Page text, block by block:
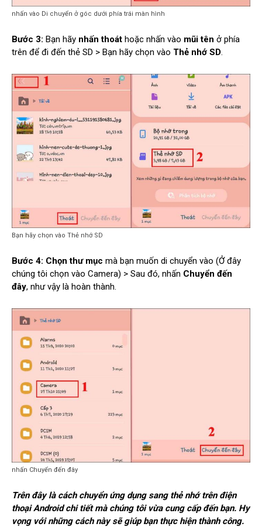
nhấn vào Di chuyển ở góc dưới phía trái màn hình
Bước 3: Bạn hãy nhấn thoát hoặc nhấn vào mũi tên ở phía
trên để đi đến thẻ SD > Bạn hãy chọn vào Thẻ nhớ SD.
Bạn hãy chọn vào Thẻ nhớ SD
Bước 4: Chọn thư mục mà bạn muốn di chuyển vào (Ở đây
chúng tôi chọn vào Camera) > Sau đó, nhấn Chuyển đến
đây, như vậy là hoàn thành.
nhấn Chuyển đến đây
Trên đây là cách chuyển ứng dụng sang thẻ nhớ trên điện
thoại Android chi tiết mà chúng tôi vừa cung cấp đến bạn. Hy
vọng với những cách này sẽ giúp bạn thực hiện thành công.